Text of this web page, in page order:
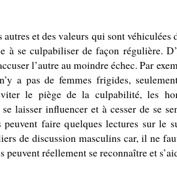
autres et des valeurs qui sont véhiculées
à se culpabiliser de façon régulière.
l’autre au moindre échec. Par
a pas de femmes frigides,
le piège de la culpabilité, les
laisser influencer et à cesser de se
faire quelques lectures sur le
de discussion masculins car, il ne
peuvent réellement se reconnaître et